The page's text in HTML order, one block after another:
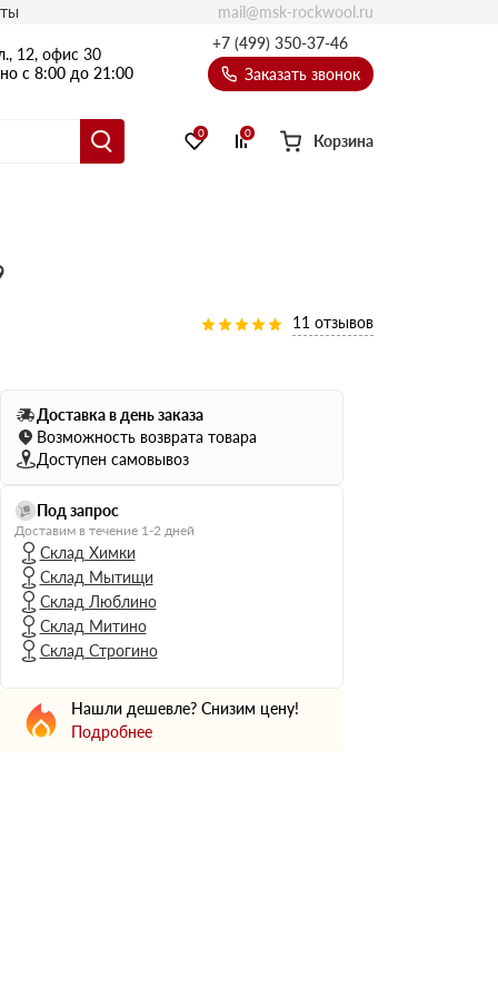
12, офис 30
с 8:00 до 21:00
+7 (499) 350-37-46
Заказать звонок
100 мм
Руф Баттс
Д Оптима
В Оптима
Д Стандарт
Н Экстра
Применение
Для пола
Балкон
Эсктра
Оптима
0 0 Корзина
mail@msk-rockwool.ru
11 отзывов
Доставка в день заказа
Возможность возврата товара
Доступен самовывоз
Под запрос
Доставим в течение 1-2 дней
Склад Химки
Склад Мытищи
Склад Люблино
Склад Митино
Склад Строгино
Нашли дешевле? Снизим цену!
Подробнее